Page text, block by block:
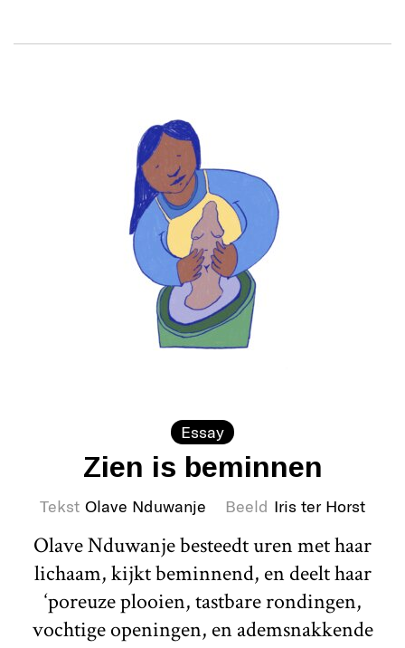
Essay
Zien is beminnen
Tekst Olave Nduwanje Beeld Iris ter Horst
Olave Nduwanje besteedt uren met haar
lichaam, kijkt beminnend, en deelt haar
‘poreuze plooien, tastbare rondingen,
vochtige openingen, en ademsnakkende